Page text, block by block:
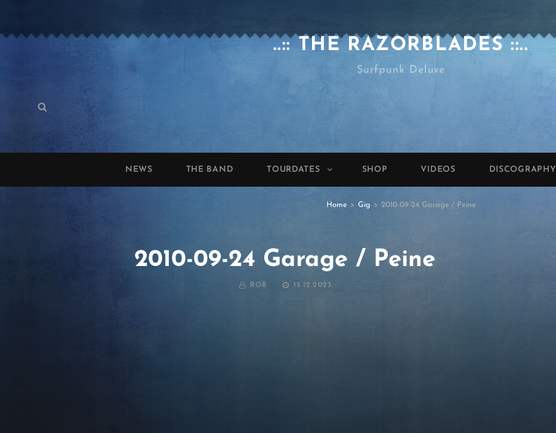
..:: THE RAZORBLADES ::..
Surfpunk Deluxe
Search
NEWS THE BAND TOURDATES SHOP VIDEOS DISCOGRAPHY
Home > Gig > 2010-09-24 Garage / Peine
2010-09-24 Garage / Peine
BY ROB
POSTED
15.12.2023